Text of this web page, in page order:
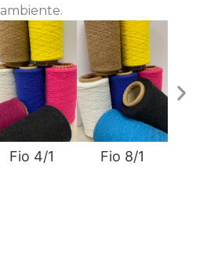
ambiente.
Fio 4/1 Fio 8/1